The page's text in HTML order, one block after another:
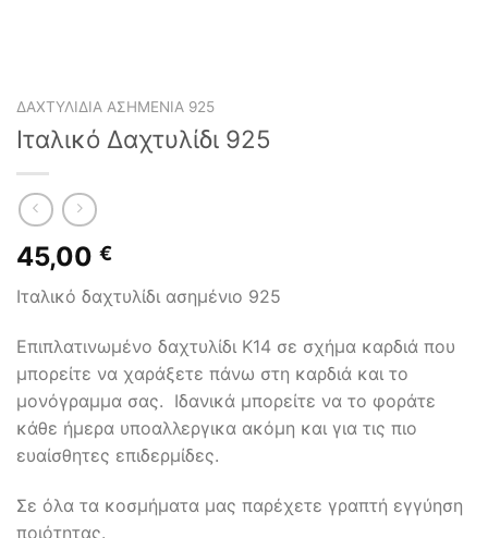
ΔΑΧΤΥΛΊΔΙΑ ΑΣΗΜΈΝΙΑ 925
Ιταλικό Δαχτυλίδι 925
45,00 €
Ιταλικό δαχτυλίδι ασημένιο 925
Επιπλατινωμένο δαχτυλίδι Κ14 σε σχήμα καρδιά που
μπορείτε να χαράξετε πάνω στη καρδιά και το
μονόγραμμα σας. Ιδανικά μπορείτε να το φοράτε
κάθε ήμερα υποαλλεργικα ακόμη και για τις πιο
ευαίσθητες επιδερμίδες.
Σε όλα τα κοσμήματα μας παρέχετε γραπτή εγγύηση
ποιότητας.